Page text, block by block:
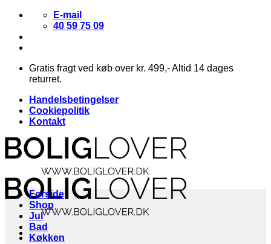
Fortsæt
indhold
E-mail
40 59 75 09
Gratis fragt ved køb over kr. 499,- Altid 14 dages
returret.
Handelsbetingelser
Cookiepolitik
Kontakt
Forside
Shop
Jul
Bad
Køkken